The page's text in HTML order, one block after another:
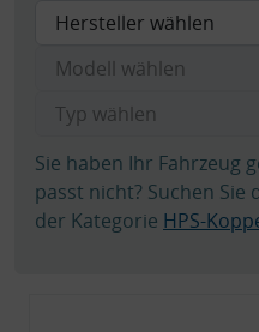
Sie haben Ihr Fahrzeug
passt nicht? Suchen Sie
der Kategorie HPS-